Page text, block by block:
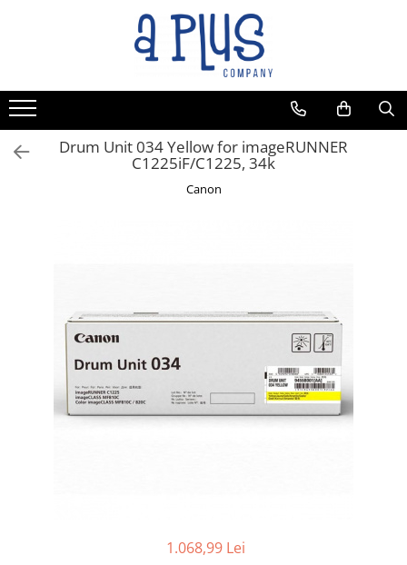
Benzi pentru etichete
Cartuse de cerneala
Cartuse toner
Colectoare toner rezidual
Drum Unit 034 Yellow for imageRUNNER
C1225iF/C1225, 34k
Canon
1.068,99 Lei